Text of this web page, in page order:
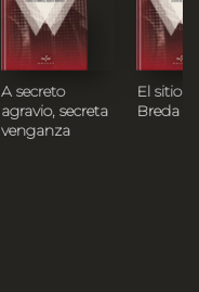
A secreto
agravio, secreta
venganza
El sitio
Breda